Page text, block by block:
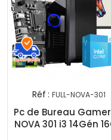
Réf : FULL-NOVA-301
Pc de Bureau
NOVA 301 i3 14Gén